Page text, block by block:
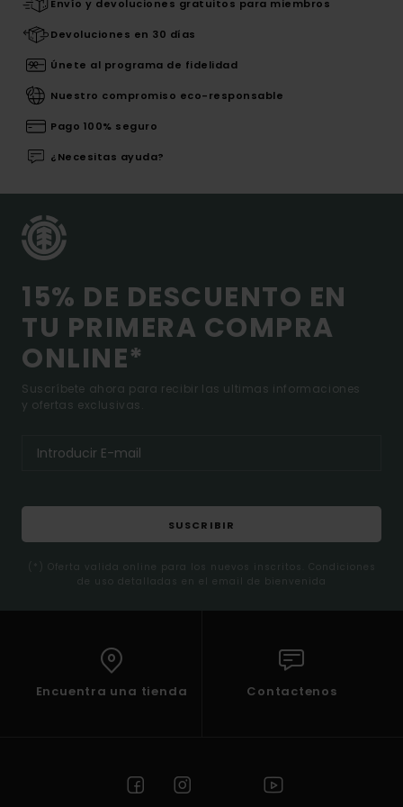
Envío y devoluciones gratuitos para miembros
Devoluciones en 30 días
Únete al programa de fidelidad
Nuestro compromiso eco-responsable
Pago 100% seguro
¿Necesitas ayuda?
15% DE DESCUENTO EN
TU PRIMERA COMPRA
ONLINE*
Suscríbete ahora para recibir las ultimas informaciones
y ofertas exclusivas.
SUSCRIBIR
(*) Oferta valida online para los nuevos inscritos. Condiciones
de uso detalladas en el email de bienvenida
Encuentra una tienda Contactenos